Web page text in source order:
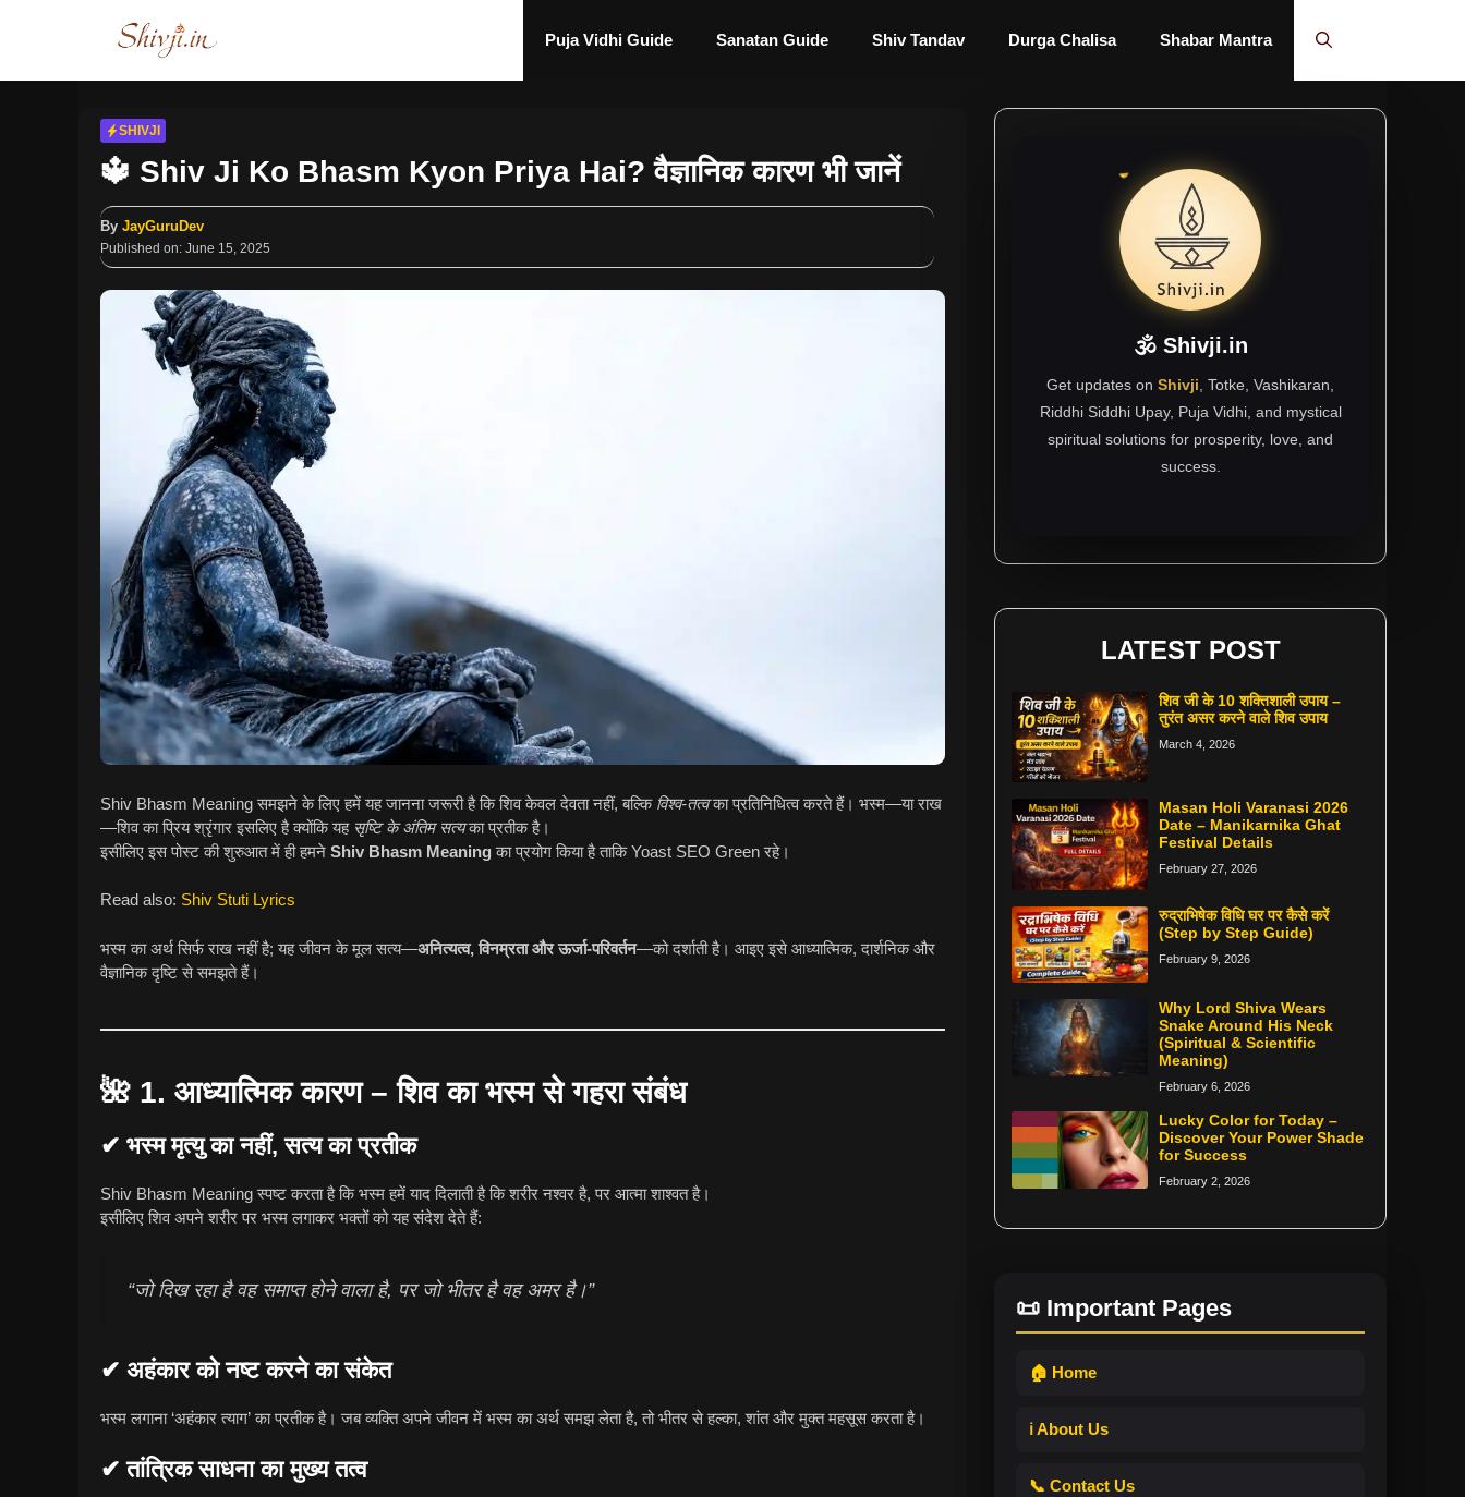
Puja Vidhi Guide Sanatan Guide Shiv Tandav Durga Chalisa Shabar Mantra
SHIVJI
🔱 Shiv Ji Ko Bhasm Kyon Priya Hai? वैज्ञानिक कारण भी जानें
By JayGuruDev
Published on: June 15, 2025
Shiv Bhasm Meaning समझने के लिए हमें यह जानना जरूरी है कि शिव केवल देवता नहीं, बल्कि विश्व-तत्वका प्रतिनिधित्व करते हैं। भस्म—या राख
—शिव का प्रिय श्रृंगार इसलिए है क्योंकि यह सृष्टि के अंतिम सत्यका प्रतीक है।
इसीलिए इस पोस्ट की शुरुआत में ही हमने Shiv Bhasm Meaningका प्रयोग किया है ताकि Yoast SEO Green रहे।
Read also: Shiv Stuti Lyrics
भस्म का अर्थ सिर्फ राख नहीं है; यह जीवन के मूल सत्य—अनित्यत्व, विनम्रता और ऊर्जा-परिवर्तन—को दर्शाती है। आइए इसे आध्यात्मिक, दार्शनिक और
वैज्ञानिक दृष्टि से समझते हैं।
🌺 1. आध्यात्मिक कारण – शिव का भस्म से गहरा संबंध
✔ भस्म मृत्यु का नहीं, सत्य का प्रतीक
Shiv Bhasm Meaning स्पष्ट करता है कि भस्म हमें याद दिलाती है कि शरीर नश्वर है, पर आत्मा शाश्वत है।
इसीलिए शिव अपने शरीर पर भस्म लगाकर भक्तों को यह संदेश देते हैं:
“जो दिख रहा है वह समाप्त होने वाला है, पर जो भीतर है वह अमर है।”
✔ अहंकार को नष्ट करने का संकेत
भस्म लगाना ‘अहंकार त्याग’ का प्रतीक है। जब व्यक्ति अपने जीवन में भस्म का अर्थ समझ लेता है, तो भीतर से हल्का, शांत और मुक्त महसूस करता है।
✔ तांत्रिक साधना का मुख्य तत्व
🕉 Shivji.in
Get updates on Shivji , Totke, Vashikaran,
Riddhi Siddhi Upay, Puja Vidhi, and mystical
spiritual solutions for prosperity, love, and
success.
LATEST POST
शिव जी के 10 शक्तिशाली उपाय –
तुरंत असर करने वाले शिव उपाय
March 4, 2026
Masan Holi Varanasi 2026
Date – Manikarnika Ghat
Festival Details
February 27, 2026
रुद्राभिषेक विधि घर पर कैसे करें
(Step by Step Guide)
February 9, 2026
Why Lord Shiva Wears
Snake Around His Neck
(Spiritual & Scientific
Meaning)
February 6, 2026
Lucky Color for Today –
Discover Your Power Shade
for Success
February 2, 2026
📜 Important Pages
🏠 Home
ℹ️ About Us
📞 Contact Us